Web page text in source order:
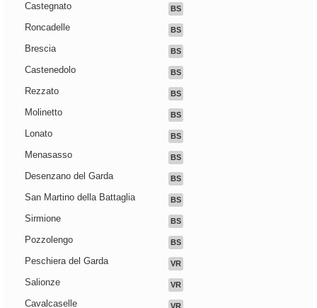
Castegnato
BS
Roncadelle BS
Brescia BS
Castenedolo BS
Rezzato BS
Molinetto BS
Lonato BS
Menasasso BS
Desenzano del Garda BS
San Martino della Battaglia BS
Sirmione BS
Pozzolengo BS
Peschiera del Garda VR
Salionze VR
Cavalcaselle VR